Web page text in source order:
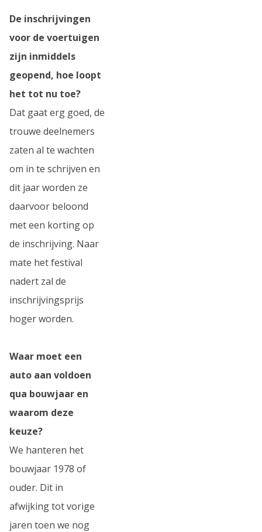
De inschrijvingen
voor de voertuigen
zijn inmiddels
geopend, hoe loopt
het tot nu toe?
Dat gaat erg goed, de
trouwe deelnemers
zaten al te wachten
om in te schrijven en
dit jaar worden ze
daarvoor beloond
met een korting op
de inschrijving. Naar
mate het festival
nadert zal de
inschrijvingsprijs
hoger worden.
Waar moet een
auto aan voldoen
qua bouwjaar en
waarom deze
keuze?
We hanteren het
bouwjaar 1978 of
ouder. Dit in
afwijking tot vorige
jaren toen we nog